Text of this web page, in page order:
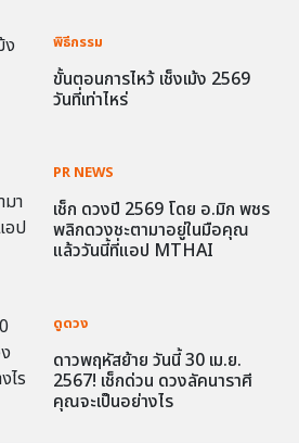
พิธีกรรม
ขั้นตอนการไหว้ เช็งเม้ง 2569
วันที่เท่าไหร่
PR NEWS
เช็ก ดวงปี 2569 โดย อ.มิก พชร
พลิกดวงชะตามาอยู่ในมือคุณ
แล้ววันนี้ที่แอป MTHAI
ดูดวง
ดาวพฤหัสย้าย วันนี้ 30 เม.ย.
2567! เช็กด่วน ดวงลัคนาราศี
คุณจะเป็นอย่างไร